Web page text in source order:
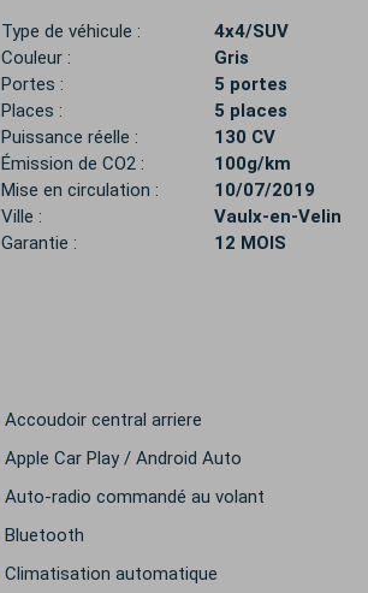
Type de véhicule :
4x4/SUV
Couleur :
Gris
Portes :
5 portes
Places :
5 places
Puissance réelle :
130 CV
Émission de CO2 :
100g/km
Mise en circulation :
10/07/2019
Ville :
Vaulx-en-Velin
Garantie :
12 MOIS
Accoudoir central arriere
Apple Car Play / Android Auto
Auto-radio commandé au volant
Bluetooth
Climatisation automatique